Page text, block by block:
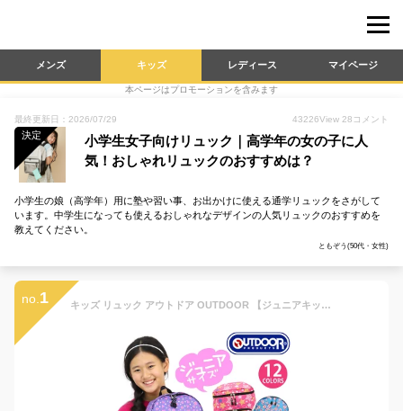
メンズ キッズ レディース マイページ
本ページはプロモーションを含みます
最終更新日：2026/07/29 43226View 28 コメント
決定
小学生女子向けリュック｜高学年の女の子に人
気！おしゃれリュックのおすすめは？
小学生の娘（高学年）用に塾や習い事、お出かけに使える通学リュックをさがして
います。中学生になっても使えるおしゃれなデザインの人気リュックのおすすめを
教えてください。
ともぞう(50代・女性)
no. 1 キッズ リュック アウトドア OUTDOOR 【ジュニアキッズ向け♪】 子供リュック リュックサック 花柄 ハート 宇宙柄 スクエア 男の子 女の子 入園 入学 ジュニア バッグ お祝い 通園バッグ 小学校 入学祝い アウトドアプロダクツ